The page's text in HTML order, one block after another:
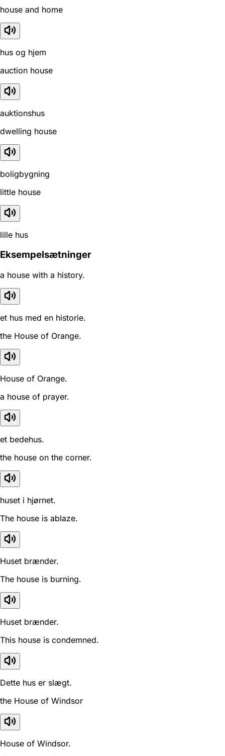
house and home
hus og hjem
auction house
auktionshus
dwelling house
boligbygning
little house
lille hus
Eksempelsætninger
a house with a history.
et hus med en historie.
the House of Orange.
House of Orange.
a house of prayer.
et bedehus.
the house on the corner.
huset i hjørnet.
The house is ablaze.
Huset brænder.
The house is burning.
Huset brænder.
This house is condemned.
Dette hus er slægt.
the House of Windsor
House of Windsor.